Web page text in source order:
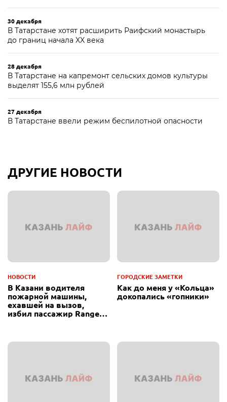
30 декабря
В Татарстане хотят расширить Раифский монастырь
до границ начала XX века
28 декабря
В Татарстане на капремонт сельских домов культуры
выделят 155,6 млн рублей
27 декабря
В Татарстане ввели режим беспилотной опасности
ДРУГИЕ НОВОСТИ
НОВОСТИ
В Казани водителя
пожарной машины,
ехавшей на вызов,
избил пассажир Range
ГОРОДСКИЕ ЗАМЕТКИ
Как до меня у «Кольца»
докопались «гопники»